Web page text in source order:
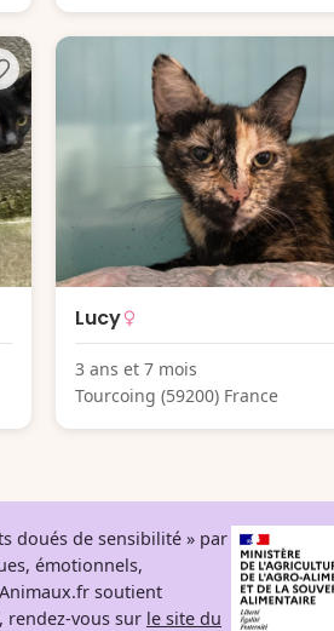
Lucy
3 ans et 7 mois
Tourcoing (59200) France
doués de sensibilité » par
émotionnels,
soutient
rendez-vous sur le site du